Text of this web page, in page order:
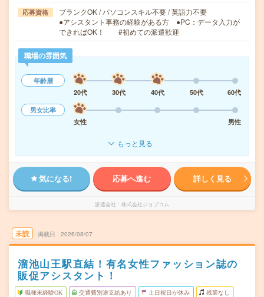
応募資格
ブランクOK / パソコンスキル不要 / 英語力不要
●アシスタント事務の経験がある方 ●PC：データ入力が
できればOK！ #初めての派遣歓迎
職場の雰囲気
年齢層
20代
30代 40代 50代
60代
男女比率
女性
男性
もっと見る
気になる! 応募へ進む 詳しく見る
派遣会社 株式会社ジョブコム
未読 掲載日 2026/08/07
溜池山王駅直結！有名女性ファッション誌の
販促アシスタント！
職種未経験OK 交通費別途支給あり 土日祝日が休み 残業なし